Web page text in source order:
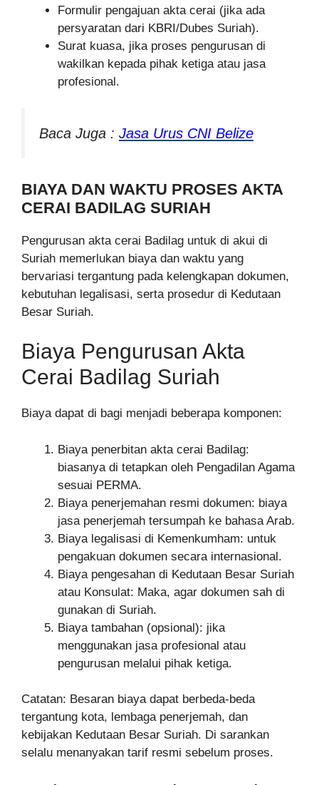
Formulir pengajuan akta cerai (jika ada
persyaratan dari KBRI/Dubes Suriah).
Surat kuasa, jika proses pengurusan di
wakilkan kepada pihak ketiga atau jasa
profesional.
Baca Juga : Jasa Urus CNI Belize
BIAYA DAN WAKTU PROSES AKTA
CERAI BADILAG SURIAH
Pengurusan akta cerai Badilag untuk di akui di
Suriah memerlukan biaya dan waktu yang
bervariasi tergantung pada kelengkapan dokumen,
kebutuhan legalisasi, serta prosedur di Kedutaan
Besar Suriah.
Biaya Pengurusan Akta
Cerai Badilag Suriah
Biaya dapat di bagi menjadi beberapa komponen:
Biaya penerbitan akta cerai Badilag:
biasanya di tetapkan oleh Pengadilan Agama
sesuai PERMA.
Biaya penerjemahan resmi dokumen: biaya
jasa penerjemah tersumpah ke bahasa Arab.
Biaya legalisasi di Kemenkumham: untuk
pengakuan dokumen secara internasional.
Biaya pengesahan di Kedutaan Besar Suriah
atau Konsulat: Maka, agar dokumen sah di
gunakan di Suriah.
Biaya tambahan (opsional): jika
menggunakan jasa profesional atau
pengurusan melalui pihak ketiga.
Catatan: Besaran biaya dapat berbeda-beda
tergantung kota, lembaga penerjemah, dan
kebijakan Kedutaan Besar Suriah. Di sarankan
selalu menanyakan tarif resmi sebelum proses.